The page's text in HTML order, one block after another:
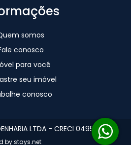
somos
conosco
para você
seu imóvel
conosco
LTDA - CRECI 049560-J
bystays.net